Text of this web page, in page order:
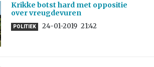
Krikke botst hard met oppositie
over vreugdevuren
POLITIEK 24-01-2019 21:42